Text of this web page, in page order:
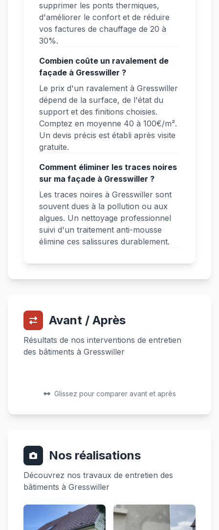
supprimer les ponts thermiques,
d'améliorer le confort et de réduire
vos factures de chauffage de 20 à
30%.
Combien coûte un ravalement de
façade à Gresswiller ?
Le prix d'un ravalement à Gresswiller
dépend de la surface, de l'état du
support et des finitions choisies.
Comptez en moyenne 40 à 100€/m².
Un devis précis est établi après visite
gratuite.
Comment éliminer les traces noires
sur ma façade à Gresswiller ?
Les traces noires à Gresswiller sont
souvent dues à la pollution ou aux
algues. Un nettoyage professionnel
suivi d'un traitement anti-mousse
élimine ces salissures durablement.
Avant / Après
Résultats de nos interventions de entretien
des bâtiments à Gresswiller
Avant
Après
Glissez pour comparer avant et après
Nos réalisations
Découvrez nos travaux de entretien des
bâtiments à Gresswiller